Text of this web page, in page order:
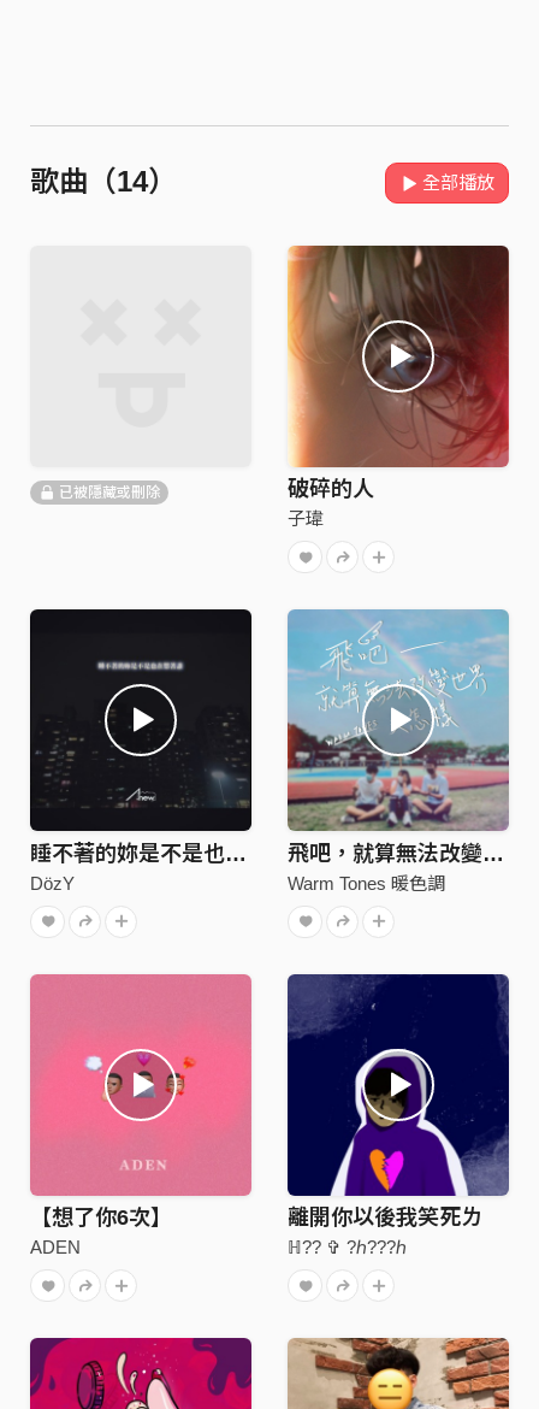
歌曲（14） 全部播放
已被隱藏或刪除 破碎的人
子瑋
睡不著的妳是不是也在想著誰(DEMO)
DözY
飛吧，就算無法改變世界又怎樣
Warm Tones 暖色調
【想了你6次】
ADEN
離開你以後我笑死ㄌ
ℍ?? ✞ ?ℎ???ℎ